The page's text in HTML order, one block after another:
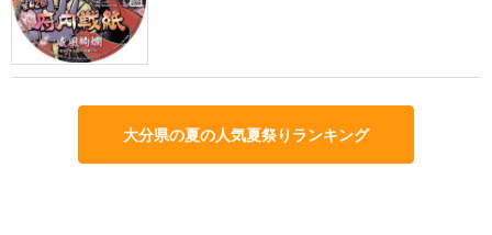
大分県の夏の人気夏祭りランキング